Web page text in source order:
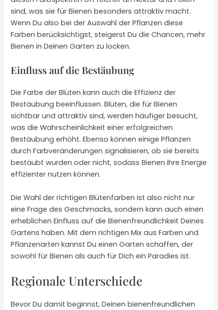
sind, was sie für Bienen besonders attraktiv macht.
Wenn Du also bei der Auswahl der Pflanzen diese
Farben berücksichtigst, steigerst Du die Chancen, mehr
Bienen in Deinen Garten zu locken.
Einfluss auf die Bestäubung
Die Farbe der Blüten kann auch die Effizienz der
Bestäubung beeinflussen. Blüten, die für Bienen
sichtbar und attraktiv sind, werden häufiger besucht,
was die Wahrscheinlichkeit einer erfolgreichen
Bestäubung erhöht. Ebenso können einige Pflanzen
durch Farbveränderungen signalisieren, ob sie bereits
bestäubt wurden oder nicht, sodass Bienen ihre Energie
effizienter nutzen können.
Die Wahl der richtigen Blütenfarben ist also nicht nur
eine Frage des Geschmacks, sondern kann auch einen
erheblichen Einfluss auf die Bienenfreundlichkeit Deines
Gartens haben. Mit dem richtigen Mix aus Farben und
Pflanzenarten kannst Du einen Garten schaffen, der
sowohl für Bienen als auch für Dich ein Paradies ist.
Regionale Unterschiede
Bevor Du damit beginnst, Deinen bienenfreundlichen